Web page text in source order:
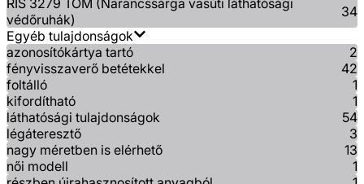
védőruhák)
34
Egyéb tulajdonságok
azonosítókártya tartó
2
fényvisszaverő betétekkel
42
foltálló
1
kifordítható
1
láthatósági tulajdonságok
54
légáteresztő
3
nagy méretben is elérhető
13
női modell
1